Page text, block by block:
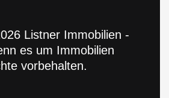
Listner Immobilien -
es um Immobilien
vorbehalten.